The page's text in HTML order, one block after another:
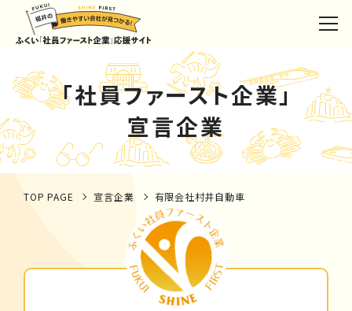
「社員ファースト企業」
宣言企業
TOP PAGE 宣言企業 有限会社村井自動車